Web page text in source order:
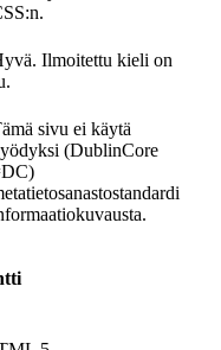
Ilmoitettu kieli on
sivu ei käytä
(DublinCore